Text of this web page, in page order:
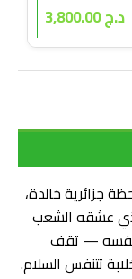
د.ج 3,800.00
جزائرية خالدة،
عشقه الشعب
— تقف
تتنفس السلام.